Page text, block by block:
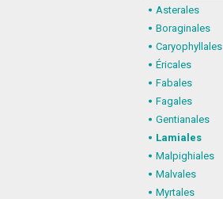
Asterales
Boraginales
Caryophyllales
Éricales
Fabales
Fagales
Gentianales
Lamiales
Malpighiales
Malvales
Myrtales